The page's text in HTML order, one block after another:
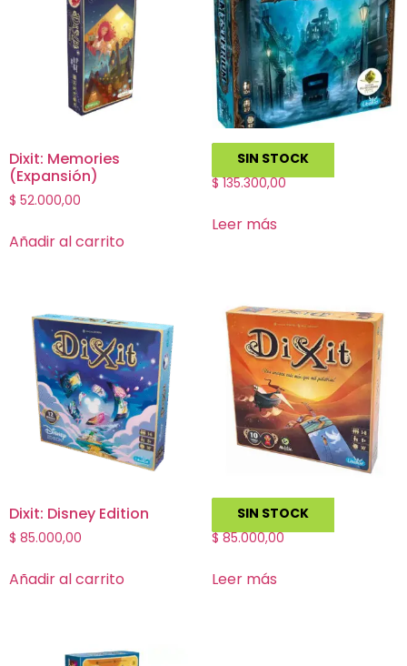
Dixit: Memories
(Expansión)
$ 52.000,00
Añadir al carrito
SIN STOCK
Mysterium
$135.300,00
Leer más
Dixit: Disney Edition
$ 85.000,00
Añadir al carrito
SIN STOCK
Dixit
$85.000,00
Leer más